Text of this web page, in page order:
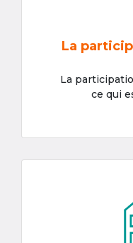
La
La
ce qui